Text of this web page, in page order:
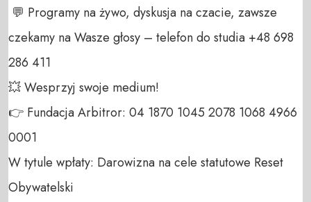
czekamy na Wasze głosy – telefon do studia +48 698
286 411
💥 Wesprzyj swoje medium!
👉 Fundacja Arbitror: 04 1870 1045 2078 1068 4966
0001
W tytule wpłaty: Darowizna na cele statutowe Reset
Obywatelski